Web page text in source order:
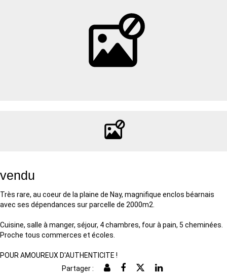
vendu
Très rare, au coeur de la plaine de Nay, magnifique enclos béarnais
avec ses dépendances sur parcelle de 2000m2.
Cuisine, salle à manger, séjour, 4 chambres, four à pain, 5 cheminées.
Proche tous commerces et écoles.
POUR AMOUREUX D'AUTHENTICITE !
Partager :